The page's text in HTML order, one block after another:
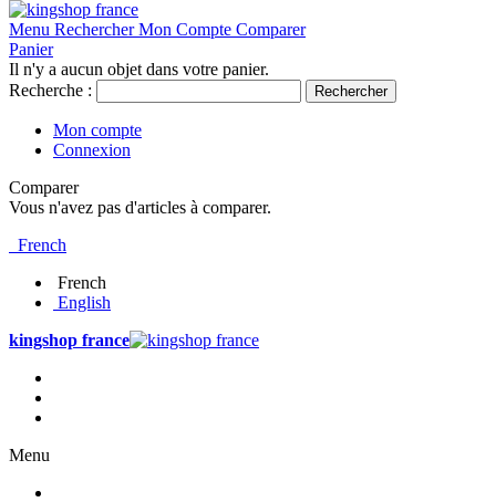
Menu Rechercher Mon Compte Comparer
Panier
Il n'y a aucun objet dans votre panier.
Recherche :
Rechercher
Mon compte
Connexion
Comparer
Vous n'avez pas d'articles à comparer.
French
French
English
kingshop france
Menu